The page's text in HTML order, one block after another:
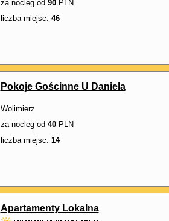
za nocleg od 90PLN
liczba miejsc: 46
Pokoje Gościnne U Daniela
Wolimierz
za nocleg od 40PLN
liczba miejsc: 14
Apartamenty Lokalna